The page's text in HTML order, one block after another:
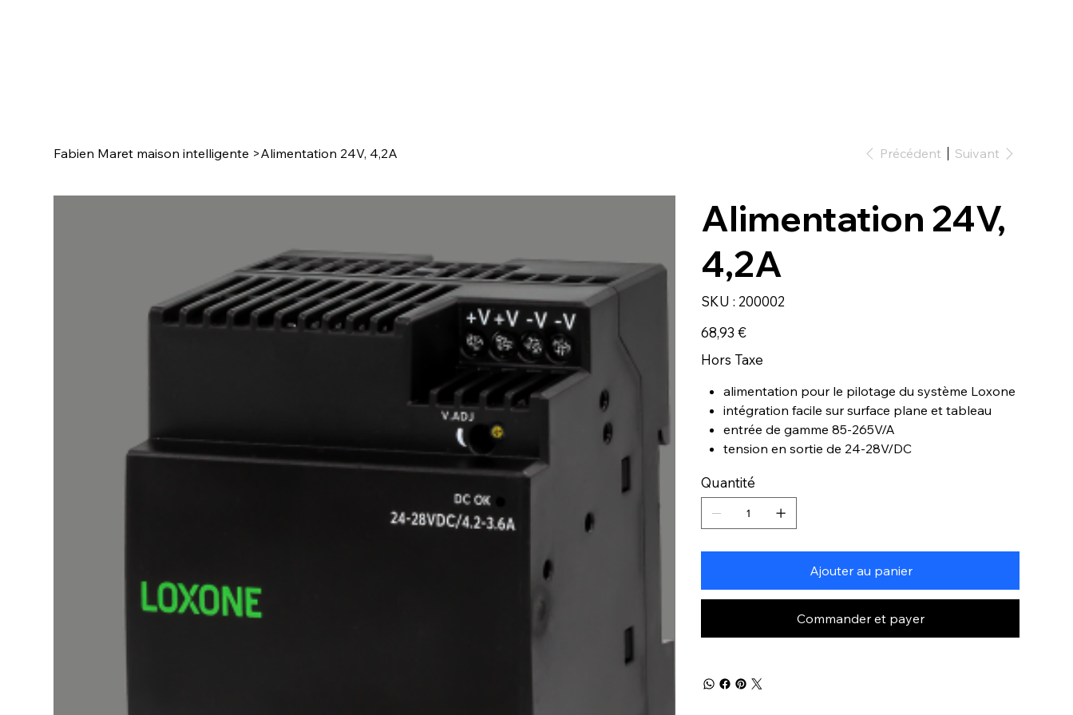
Fabien Maret maison intelligente >Alimentation 24V, 4,2A Précédent Suivant
Alimentation 24V,
4,2A
SKU : SKU
200002
200002
Prix
68,93 €
Hors Taxe
alimentation pour le pilotage du système Loxone
intégration facile sur surface plane et tableau
entrée de gamme 85-265V/A
tension en sortie de 24-28V/DC
Quantité
Ajouter au panier
Commander et payer